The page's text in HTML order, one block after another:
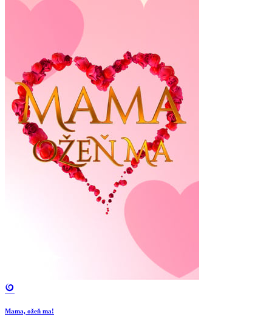
Mama, ožeň ma!